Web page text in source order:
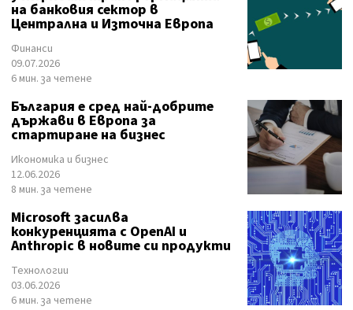
на банковия сектор в
Централна и Източна Европа
Финанси
09.07.2026
6 мин. за четене
България е сред най-добрите
държави в Европа за
стартиране на бизнес
Икономика и бизнес
12.06.2026
8 мин. за четене
Microsoft засилва
конкуренцията с OpenAI и
Anthropic в новите си продукти
Технологии
03.06.2026
6 мин. за четене